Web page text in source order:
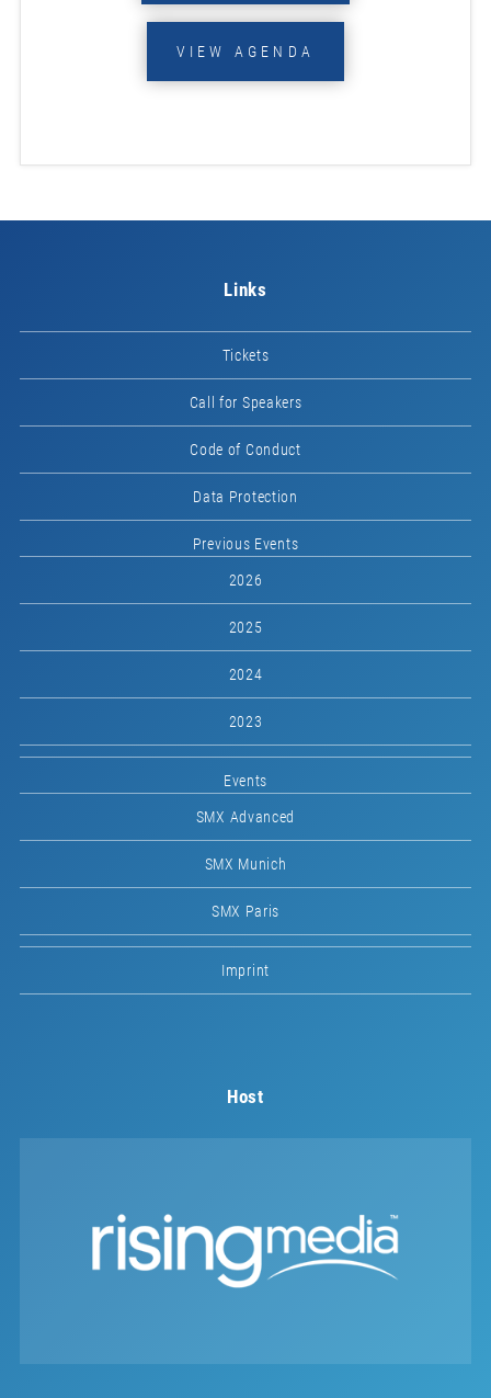
VIEW AGENDA
Links
Tickets
Call for Speakers
Code of Conduct
Data Protection
Previous Events
2026
2025
2024
2023
Events
SMX Advanced
SMX Munich
SMX Paris
Imprint
Host